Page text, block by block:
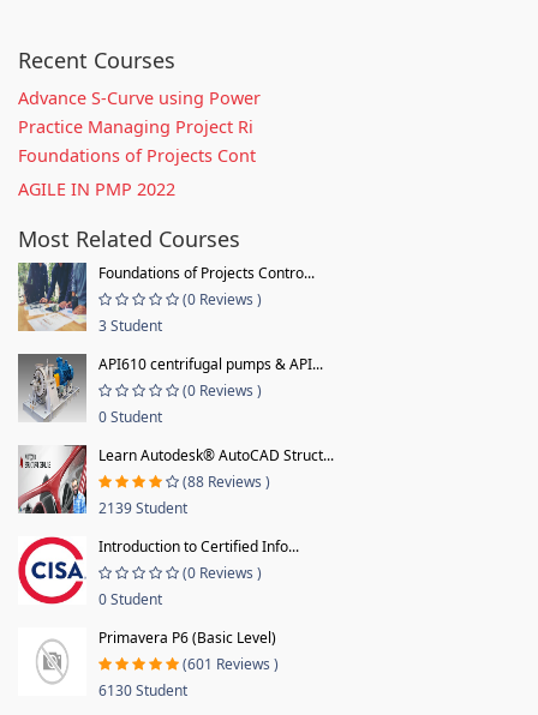
Recent Courses
Advance S-Curve using Power
Practice Managing Project Ri
Foundations of Projects Cont
AGILE IN PMP 2022
Most Related Courses
Foundations of Projects Contro...
(0 Reviews )
3 Student
API610 centrifugal pumps & API...
(0 Reviews )
0 Student
Learn Autodesk® AutoCAD Struct...
(88 Reviews )
2139 Student
Introduction to Certified Info...
(0 Reviews )
0 Student
Primavera P6 (Basic Level)
(601 Reviews )
6130 Student